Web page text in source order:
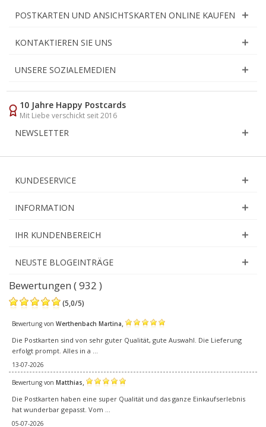
POSTKARTEN UND ANSICHTSKARTEN ONLINE KAUFEN
KONTAKTIEREN SIE UNS
UNSERE SOZIALEMEDIEN
10 Jahre Happy Postcards
Mit Liebe verschickt seit 2016
NEWSLETTER
KUNDESERVICE
INFORMATION
IHR KUNDENBEREICH
NEUSTE BLOGEINTRÄGE
Bewertungen ( 932 )
(5,0/5)
Bewertung von Werthenbach Martina,
Die Postkarten sind von sehr guter Qualität, gute Auswahl. Die Lieferung
erfolgt prompt. Alles in a ...
13-07-2026
Bewertung von Matthias,
Die Postkarten haben eine super Qualität und das ganze Einkaufserlebnis
hat wunderbar gepasst. Vom ...
05-07-2026